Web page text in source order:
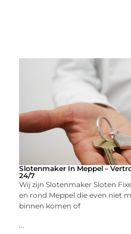
Slotenmaker In Meppel –
24/7
Wij zijn Slotenmaker Sloten
en rond Meppel die even niet
binnen komen of
...